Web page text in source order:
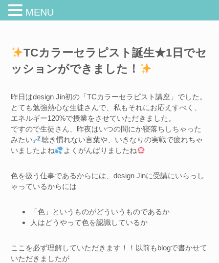
TCカラーセラピスト誕生★1日でセ
ッションができました！
昨日はdesign Jin初の「TCカラーセラピスト講座」でした。
とても勉強熱心な生徒さんで、私もそれにお応えすべく、
エネルギー120%で授業をさせていただきました。
ですので生徒さん、昨夜はいつの間にか寝落ちしちゃった
みたい
聴き慣れない言葉や、いきなりの実戦で疲れちゃ
いましたよね
よくがんばりましたね
色を扱う仕事であるからには、design Jinに受講にいらっし
ゃっているからには
「色」というものがどういうものであるか
人はどうやって色を認識しているか
ここを必ず理解していただきます！！以前もblogで書かせて
いただきましたが
MENU